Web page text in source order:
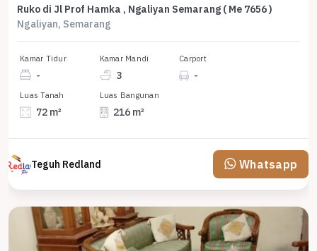
Ruko di Jl Prof Hamka , Ngaliyan Semarang ( Me 7656 )
Ngaliyan, Semarang
Kamar Tidur
-
Kamar Mandi
3
Carport
-
Luas Tanah
72 m²
Luas Bangunan
216 m²
Teguh Redland Whatsapp